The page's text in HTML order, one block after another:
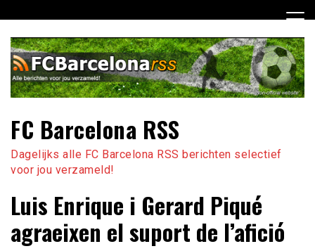
naar
inhoud
FC Barcelona RSS
Dagelijks alle FC Barcelona RSS berichten selectief
voor jou verzameld!
Luis Enrique i Gerard Piqué
agraeixen el suport de l’afició